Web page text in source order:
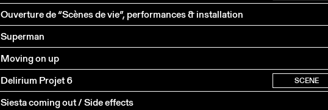
Ouverture de “Scènes de vie”, performances & installation
Superman
Moving on up
Delirium Projet 6 SCENE
Siesta coming out / Side effects